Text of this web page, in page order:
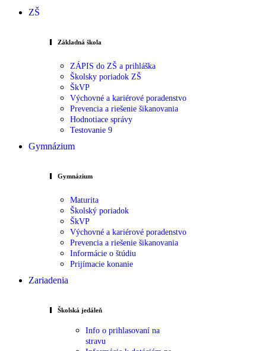
ZŠ
Základná škola
ZÁPIS do ZŠ a prihláška
Školsky poriadok ZŠ
ŠkVP
Výchovné a kariérové poradenstvo
Prevencia a riešenie šikanovania
Hodnotiace správy
Testovanie 9
Gymnázium
Gymnázium
Maturita
Školský poriadok
ŠkVP
Výchovné a kariérové poradenstvo
Prevencia a riešenie šikanovania
Informácie o štúdiu
Prijímacie konanie
Zariadenia
Školská jedáleň
Info o prihlasovaní na
stravu